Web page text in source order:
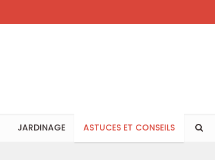
JARDINAGE ASTUCES ET CONSEILS